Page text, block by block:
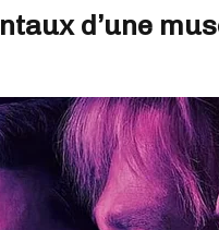
d’une